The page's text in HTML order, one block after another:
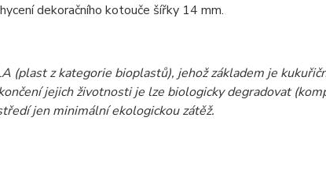
dekoračního kotouče šířky 14 mm.
(plast z kategorie bioplastů), jehož základem je
jejich životnosti je lze biologicky degradovat
jen minimální ekologickou zátěž.